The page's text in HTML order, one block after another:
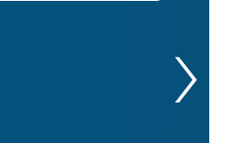
›